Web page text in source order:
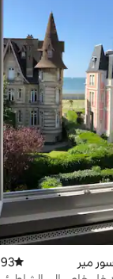
مير متوسط